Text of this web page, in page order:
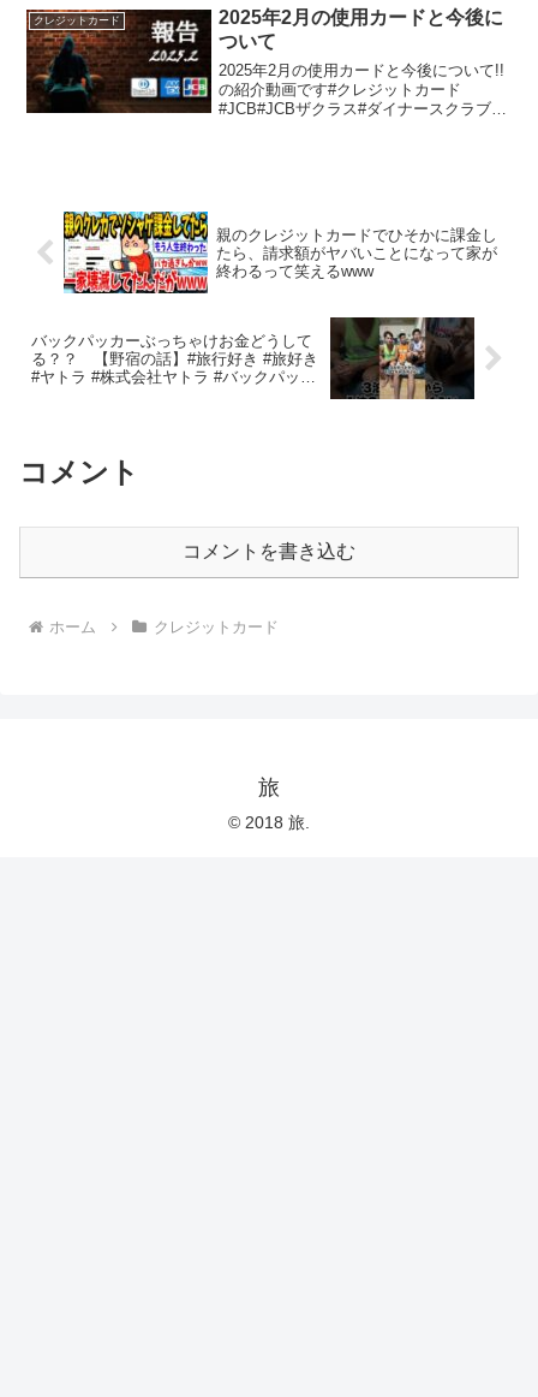
クレジットカード
2025年2月の使用カードと今後に
ついて
2025年2月の使用カードと今後について!!
の紹介動画です#クレジットカード
#JCB#JCBザクラス#ダイナースクラブ#
親のクレジットカードでひそかに課金し
たら、請求額がヤバいことになって家が
終わるって笑えるwww
バックパッカーぶっちゃけお金どうして
る？？ 【野宿の話】#旅行好き #旅好き
#ヤトラ #株式会社ヤトラ #バックパッカ
コメント
コメントを書き込む
ホーム クレジットカード
旅
© 2018 旅.